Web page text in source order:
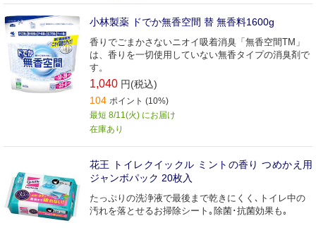
小林製薬 ドでか無香空間 替 無香料1600g
香りでごまかさないニオイ吸着消臭「無香空間TM」
は、香りを一切使用していない無香タイプの消臭剤で
す。
1,040 円(税込)
104 ポイント (10%)
最短 8/11(火) にお届け
在庫あり
花王 トイレクイックル ミントの香り つめかえ用
ジャンボパック 20枚入
たっぷりの洗浄液で最後まで乾きにくく､トイレ中の
汚れを落とせるお掃除シート｡除菌･抗菌効果も｡